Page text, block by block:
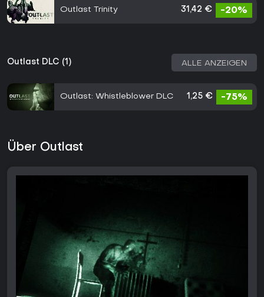
Outlast Trinity 31,42 € -20%
Outlast DLC (1) ALLE ANZEIGEN
Outlast: Whistleblower DLC 1,25 € -75%
Über Outlast